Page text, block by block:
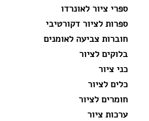
ספרי ציור לאונרדו
ספרות לציור דקורטיבי
חוברות צביעה לאומנים
בלוקים לציור
כני ציור
כלים לציור
חומרים לציור
ערכות ציור